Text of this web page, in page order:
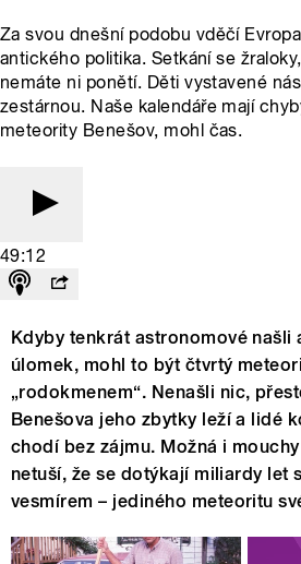
Za svou dnešní podobu vděčí
antického politika. Setkání se
nemáte ni ponětí. Děti vystavené
zestárnou. Naše kalendáře mají
meteority Benešov, mohl čas.
49:12
Kdyby tenkrát astronomové našli
úlomek, mohl to být čtvrtý
„rodokmenem“. Nenašli nic,
Benešova jeho zbytky leží a lidé
chodí bez zájmu. Možná i
netuší, že se dotýkají miliardy let
vesmírem – jediného meteoritu